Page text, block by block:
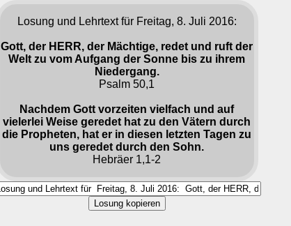
Losung und Lehrtext für Freitag, 8. Juli 2016:
Gott, der HERR, der Mächtige, redet und ruft der
Welt zu vom Aufgang der Sonne bis zu ihrem
Niedergang.
Psalm 50,1
Nachdem Gott vorzeiten vielfach und auf
vielerlei Weise geredet hat zu den Vätern durch
die Propheten, hat er in diesen letzten Tagen zu
uns geredet durch den Sohn.
Hebräer 1,1-2
Losung kopieren